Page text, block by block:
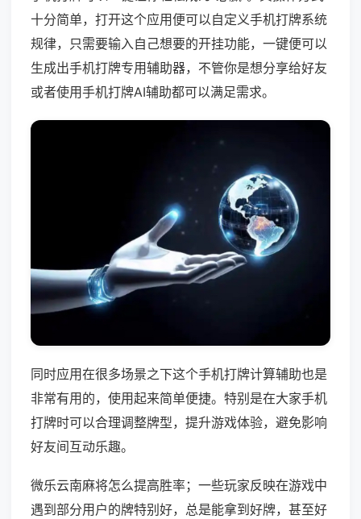
十分简单，打开这个应用便可以自定义手机打牌系统
规律，只需要输入自己想要的开挂功能，一键便可以
生成出手机打牌专用辅助器，不管你是想分享给好友
或者使用手机打牌AI辅助都可以满足需求。
同时应用在很多场景之下这个手机打牌计算辅助也是
非常有用的，使用起来简单便捷。特别是在大家手机
打牌时可以合理调整牌型，提升游戏体验，避免影响
好友间互动乐趣。
微乐云南麻将怎么提高胜率；一些玩家反映在游戏中
遇到部分用户的牌特别好，总是能拿到好牌，甚至好